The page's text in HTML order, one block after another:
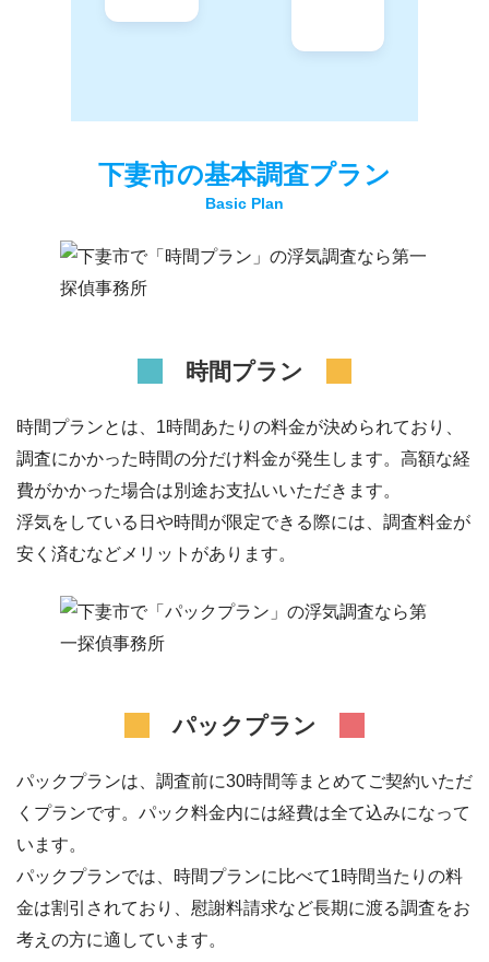
下妻市の基本調査プラン
時間プラン
時間プランとは、1時間あたりの料金が決められており、
調査にかかった時間の分だけ料金が発生します。高額な経
費がかかった場合は別途お支払いいただきます。
浮気をしている日や時間が限定できる際には、調査料金が
安く済むなどメリットがあります。
パックプラン
パックプランは、調査前に30時間等まとめてご契約いただ
くプランです。パック料金内には経費は全て込みになって
います。
パックプランでは、時間プランに比べて1時間当たりの料
金は割引されており、慰謝料請求など長期に渡る調査をお
考えの方に適しています。